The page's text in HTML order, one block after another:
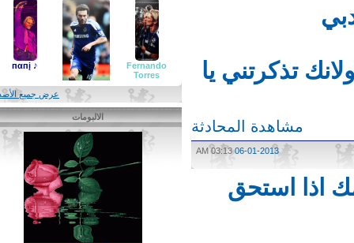
تذكرتني يا
مشاهدة المحادثة
06-01-2013
03:13 AM
اذا استحق
Fernando
Torres‏
MATA-10
عرض جميع الأصدقاء
الالبومات